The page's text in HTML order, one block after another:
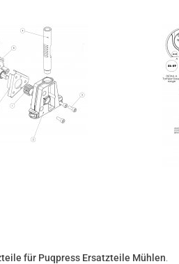
für Puqpress Ersatzteile Mühlen